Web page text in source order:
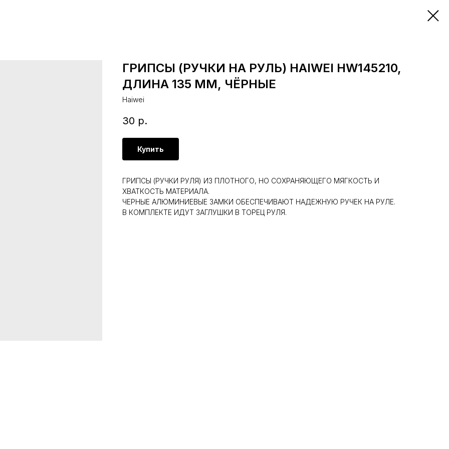
ГРИПСЫ (РУЧКИ НА РУЛЬ) HAIWEI HW145210,
ДЛИНА 135 ММ, ЧЁРНЫЕ
Haiwei
30 р.
Купить
ГРИПСЫ (РУЧКИ РУЛЯ) ИЗ ПЛОТНОГО, НО СОХРАНЯЮЩЕГО МЯГКОСТЬ И
ХВАТКОСТЬ МАТЕРИАЛА.
ЧЕРНЫЕ АЛЮМИНИЕВЫЕ ЗАМКИ ОБЕСПЕЧИВАЮТ НАДЕЖНУЮ РУЧЕК НА РУЛЕ.
В КОМПЛЕКТЕ ИДУТ ЗАГЛУШКИ В ТОРЕЦ РУЛЯ.